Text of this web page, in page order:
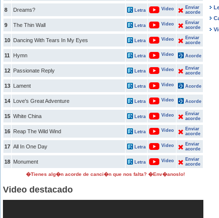
8 Dreams? Letra Video
Enviar
acorde
9 The Thin Wall Letra Video
Enviar
acorde
10 Dancing With Tears In My Eyes Letra Video
Enviar
acorde
11 Hymn Letra Video Acorde
12 Passionate Reply Letra Video
Enviar
acorde
13 Lament Letra Video Acorde
14 Love's Great Adventure Letra Video Acorde
15 White China Letra Video
Enviar
acorde
16 Reap The Wild Wind Letra Video
Enviar
acorde
17 All In One Day Letra Video
Enviar
acorde
18 Monument Letra Video
Enviar
acorde
�Tienes alg�n acorde de canci�n que nos falta? �Env�anoslo!
Video destacado